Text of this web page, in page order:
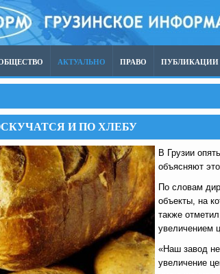
АКТУАЛЬНО ПРАВО ПУБЛИКАЦИИ
И ПО ХЛЕБУ
В Грузии
объясняют
По словам
объекты, на
также
увеличением
«Наш завод
увеличение